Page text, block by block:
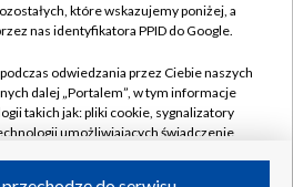
Pomoc
Kontakt
Kanały
które wskazujemy poniżej, a
nas identyfikatora PPID do Google.
odwiedzania przez Ciebie naszych
dalej „Portalem”, w tym informacje
takich jak: pliki cookie, sygnalizatory
umożliwiających świadczenie